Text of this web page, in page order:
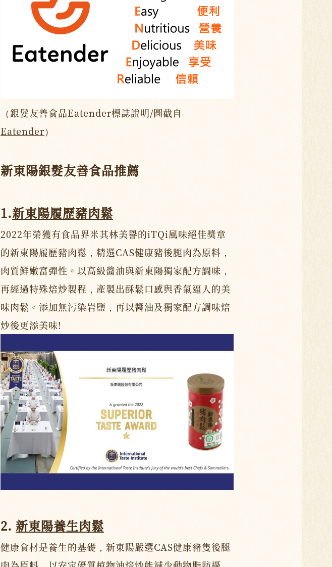
（銀髮友善食品Eatender標誌說明/圖截自
Eatender）
新東陽銀髮友善食品推薦
1.新東陽履歷豬肉鬆
2022年榮獲有食品界米其林美譽的iTQi風味絕佳獎章
的新東陽履歷豬肉鬆，精選CAS健康豬後腿肉為原料，
肉質鮮嫩富彈性。以高級醬油與新東陽獨家配方調味，
再經過特殊焙炒製程，產製出酥鬆口感與香氣逼人的美
味肉鬆。添加無污染岩鹽，再以醬油及獨家配方調味焙
炒後更添美味!
2. 新東陽養生肉鬆
健康食材是養生的基礎，新東陽嚴選CAS健康豬隻後腿